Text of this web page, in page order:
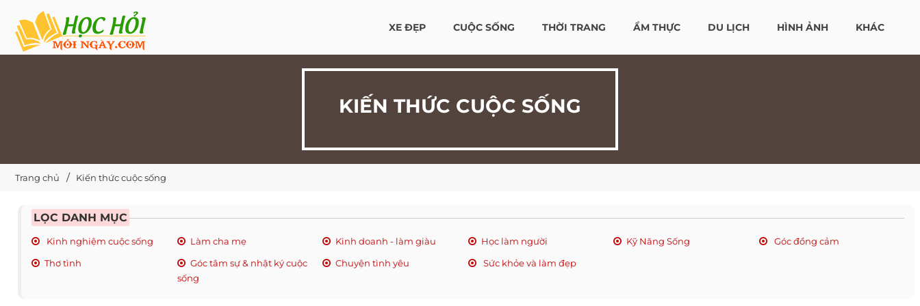
XE ĐẸP CUỘC SỐNG THỜI TRANG ẨM THỰC DU LỊCH HÌNH ẢNH KHÁC
KIẾN THỨC CUỘC SỐNG
Trang chủ Kiến thức cuộc sống
LỌC DANH MỤC
Kinh nghiệm cuộc sống Làm cha mẹ Kinh doanh - làm giàu Học làm người Kỹ Năng Sống
Góc đồng cảm
Thơ tình
Góc tâm sự & nhật ký cuộc
sống
Chuyện tình yêu Sức khỏe và làm đẹp